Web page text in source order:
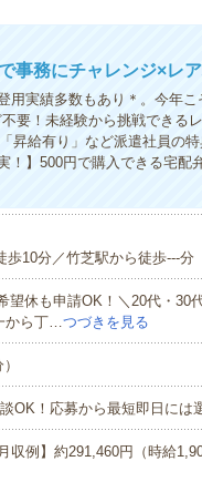
事務にチャレンジ×レ
実績多数もあり＊。今年こ
要！未経験から挑戦できる
昇給有り」など派遣社員の
】500円で購入できる宅配
10分／竹芝駅から徒歩---分
休も申請OK！＼20代・30
から丁…つづきを見る
OK！応募から最短即日には
例】約291,460円（時給